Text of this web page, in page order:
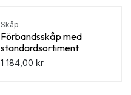
Skåp
Förbandsskåp med
standardsortiment
1 184,00 kr